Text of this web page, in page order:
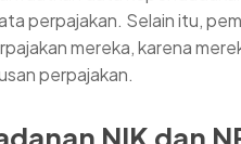
perpajakan. Selain itu,
mereka, karena
perpajakan.
NIK dan